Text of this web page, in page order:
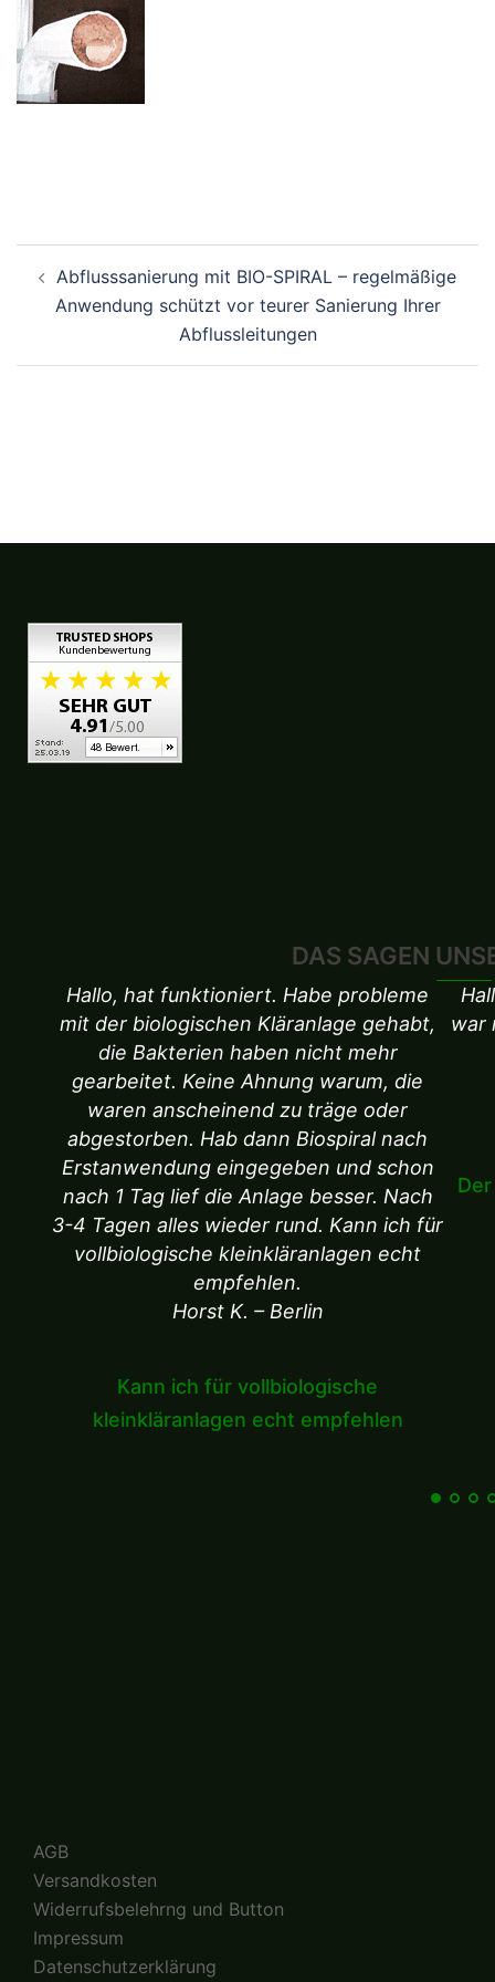
Abflusssanierung mit BIO-SPIRAL – regelmäßige
Anwendung schützt vor teurer Sanierung Ihrer
Abflussleitungen
DAS SAGEN
Hallo, hat funktioniert. Habe probleme
mit der biologischen Kläranlage gehabt,
die Bakterien haben nicht mehr
gearbeitet. Keine Ahnung warum, die
waren anscheinend zu träge oder
abgestorben. Hab dann Biospiral nach
Erstanwendung eingegeben und schon
nach 1 Tag lief die Anlage besser. Nach
3-4 Tagen alles wieder rund. Kann ich für
vollbiologische kleinkläranlagen echt
empfehlen.
Horst K. – Berlin
Kann ich für vollbiologische
kleinkläranlagen echt empfehlen
war
AGB
Versandkosten
Widerrufsbelehrng und Button
Impressum
Datenschutzerklärung